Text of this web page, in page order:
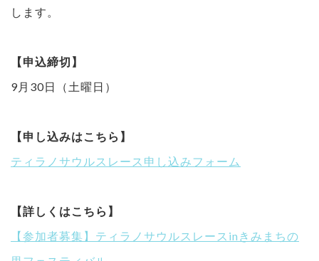
します。
【申込締切】
9月30日（土曜日）
【申し込みはこちら】
ティラノサウルスレース申し込みフォーム
【詳しくはこちら】
【参加者募集】ティラノサウルスレースinきみまちの